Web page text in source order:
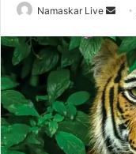
Namaskar Live
n
d
a
n
e
m